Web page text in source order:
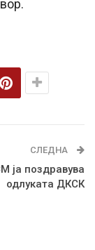
СЛЕДНА
ја поздравува
одлуката ДКСК